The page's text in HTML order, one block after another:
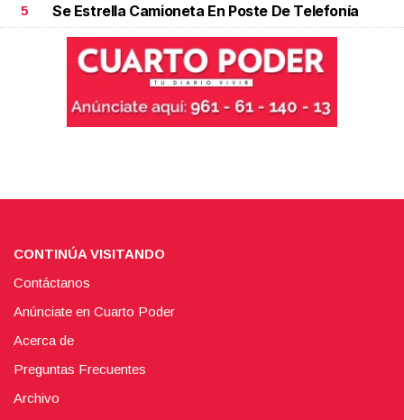
5 Se Estrella Camioneta En Poste De Telefonía
CONTINÚA VISITANDO
Contáctanos
Anúnciate en Cuarto Poder
Acerca de
Preguntas Frecuentes
Archivo